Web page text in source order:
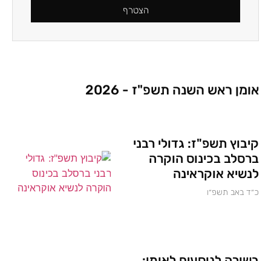
הצטרף
אומן ראש השנה תשפ"ז - 2026
קיבוץ תשפ"ז: גדולי רבני
ברסלב בכינוס הוקרה
לנשיא אוקראינה
כ״ד באב תשפ״ו